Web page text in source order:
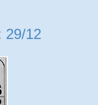
29/12